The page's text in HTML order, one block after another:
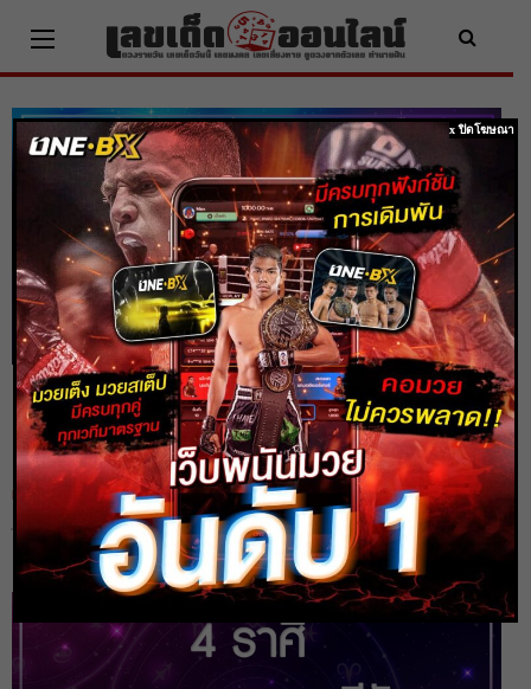
content
ดูดวง 4 ราศี มีเกณฑ์ดวงมหาเศรษฐีจับ รับ
ทรัพย์รับโชคก้อนโต
Home ดูดวง ดูดวง 4 ราศี มีเกณฑ์ดวงมหาเศรษฐีจับ รับทรัพย์รับโชคก้อนโต
heng99 16 ส.ค. 2020
x ปิดโฆษณา